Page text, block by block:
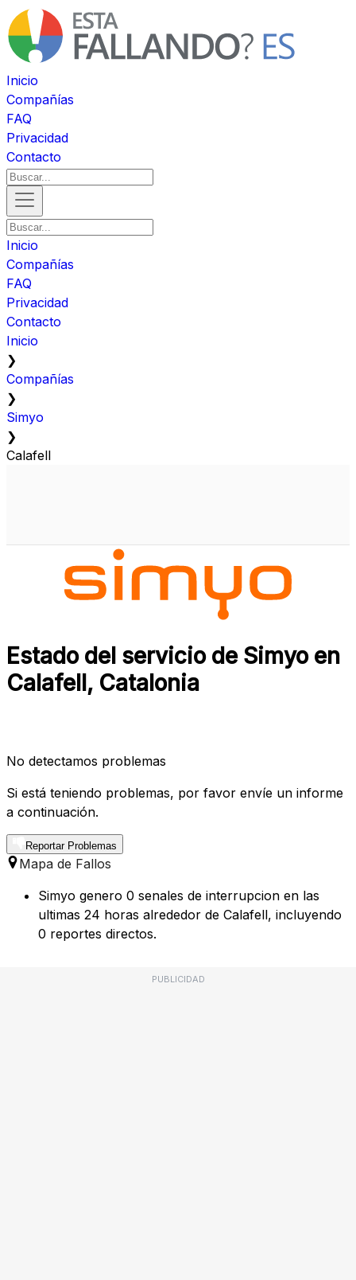
Inicio
Compañías
FAQ
Privacidad
Contacto
Inicio
Compañías
FAQ
Privacidad
Contacto
Inicio
❯
Compañías
❯
Simyo
❯
Calafell
Estado del servicio de Simyo en
Calafell, Catalonia
No detectamos problemas
Si está teniendo problemas, por favor envíe un informe
a continuación.
Reportar Problemas
Mapa de Fallos
Simyo genero 0 senales de interrupcion en las
ultimas 24 horas alrededor de Calafell, incluyendo
0 reportes directos.
PUBLICIDAD